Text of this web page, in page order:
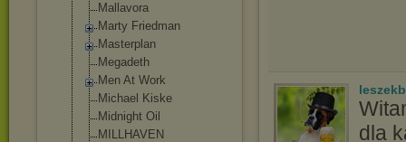
Mallavora
Marty Friedman
Masterplan
Megadeth
Men At Work
Michael Kiske
Midnight Oil
MILLHAVEN
dla